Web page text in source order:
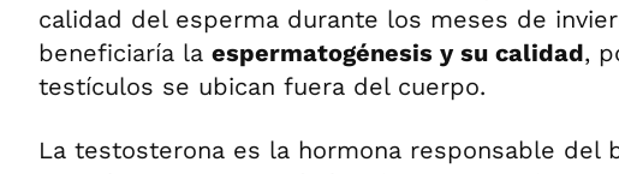
calidad del esperma durante los meses de
beneficiaría la espermatogénesis y su calidad,
testículos se ubican fuera del cuerpo.
La testosterona es la hormona responsable del